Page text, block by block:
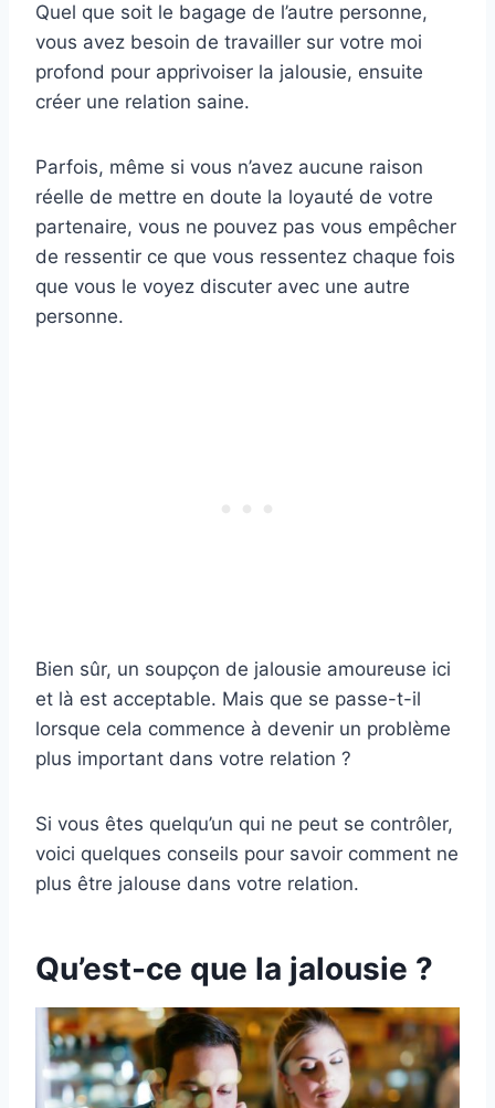
Quel que soit le bagage de l’autre personne,
vous avez besoin de travailler sur votre moi
profond pour apprivoiser la jalousie, ensuite
créer une relation saine.
Parfois, même si vous n’avez aucune raison
réelle de mettre en doute la loyauté de votre
partenaire, vous ne pouvez pas vous empêcher
de ressentir ce que vous ressentez chaque fois
que vous le voyez discuter avec une autre
personne.
Bien sûr, un soupçon de jalousie amoureuse ici
et là est acceptable. Mais que se passe-t-il
lorsque cela commence à devenir un problème
plus important dans votre relation ?
Si vous êtes quelqu’un qui ne peut se contrôler,
voici quelques conseils pour savoir comment ne
plus être jalouse dans votre relation.
Qu’est-ce que la jalousie ?